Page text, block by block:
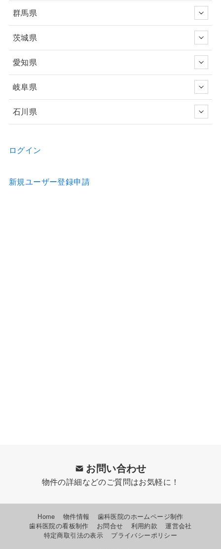
群馬県
茨城県
愛知県
岐阜県
石川県
ログイン
新規ユーザー登録申請
お問い合わせ
物件の詳細などのご質問はお気軽に！
Home 物件情報
歯科医院のホームページ制作
歯科医院の看板制作
お問合せ 利用約款
運営会社
特定商取引法の表示
プライバシーポリシー